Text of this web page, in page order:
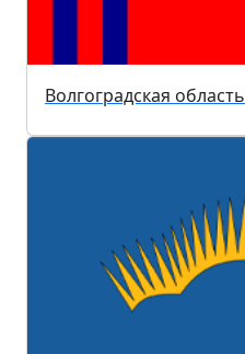
Волгоградская область